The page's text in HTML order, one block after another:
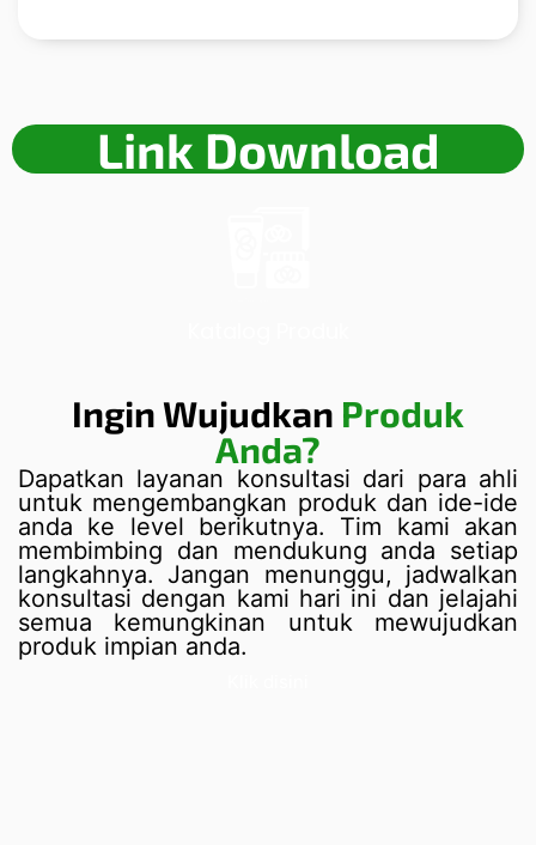
Link Download
Ingin Wujudkan Produk
Anda?
Dapatkan layanan konsultasi dari para ahli
untuk mengembangkan produk dan ide-ide
anda ke level berikutnya. Tim kami akan
membimbing dan mendukung anda setiap
langkahnya. Jangan menunggu, jadwalkan
konsultasi dengan kami hari ini dan jelajahi
semua kemungkinan untuk mewujudkan
produk impian anda.